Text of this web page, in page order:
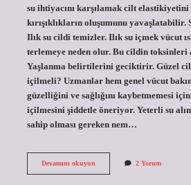
su ihtiyacını karşılamak cilt
kırışıklıkların oluşumunu
Ilık su cildi temizler. Ilık su içmek vücut
terlemeye neden olur. Bu cildin toksinleri
Yaşlanma belirtilerini geciktirir. Güzel
içilmeli? Uzmanlar hem genel vücut
güzelliğini ve sağlığını kaybetmemesi
içilmesini şiddetle öneriyor. Yeterli su
sahip olması gereken nem…
Devamını okuyunSuyu
2 Yorum